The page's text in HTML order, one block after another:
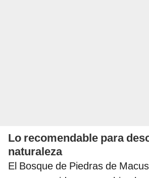
Lo recomendable para
naturaleza
El Bosque de Piedras de